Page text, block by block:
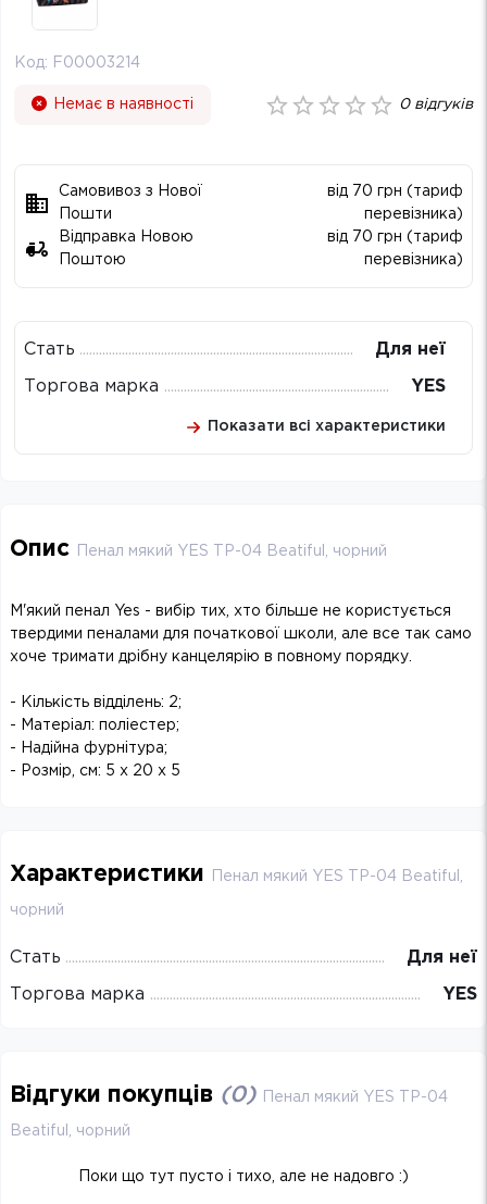
Код: F00003214
Немає в наявності 0відгуків
Самовивоз з Нової
Пошти
від 70 грн (тариф
перевізника)
Відправка Новою
Поштою
від 70 грн (тариф
перевізника)
Стать Для неї
Торгова марка YES
Показати всі характеристики
Опис Пенал мякий YES TP-04 Beatiful, чорний
М'який пенал Yes - вибір тих, хто більше не користується
твердими пеналами для початкової школи, але все так само
хоче тримати дрібну канцелярію в повному порядку.
- Кількість відділень: 2;
- Матеріал: поліестер;
- Надійна фурнітура;
- Розмір, см: 5 x 20 х 5
Характеристики Пенал мякий YES TP-04 Beatiful,
чорний
Стать Для неї
Торгова марка YES
Відгуки покупців (0) Пенал мякий YES TP-04
Beatiful, чорний
Поки що тут пусто і тихо, але не надовго :)